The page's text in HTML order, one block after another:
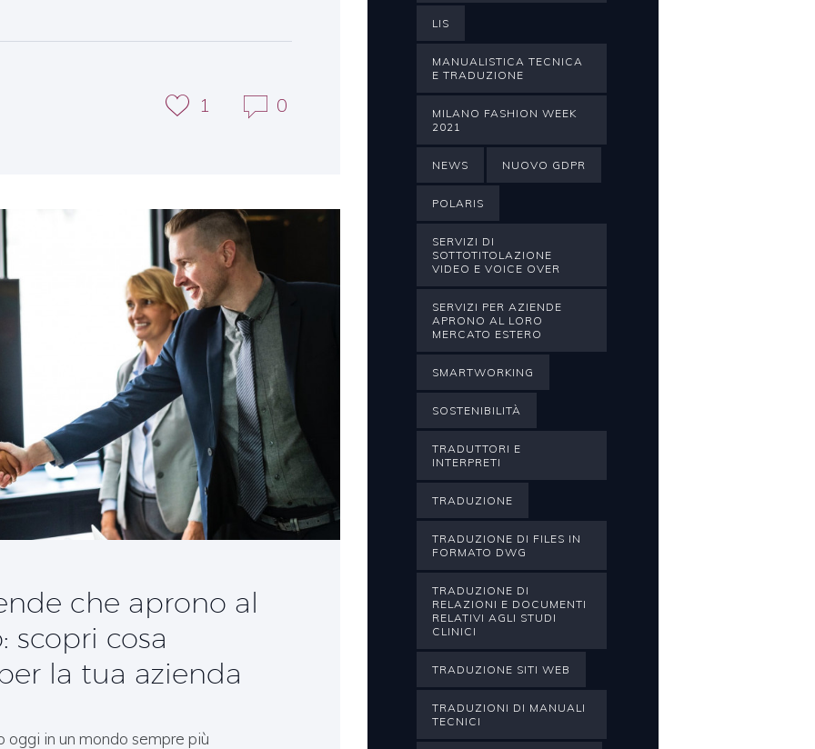
1 0
che aprono al
scopri cosa
la tua azienda
in un mondo sempre più
LIS
MANUALISTICA TECNICA
E TRADUZIONE
MILANO FASHION WEEK
2021
NEWS NUOVO GDPR
POLARIS
SERVIZI DI
SOTTOTITOLAZIONE
VIDEO E VOICE OVER
SERVIZI PER AZIENDE
APRONO AL LORO
MERCATO ESTERO
SMARTWORKING
SOSTENIBILITÀ
TRADUTTORI E
INTERPRETI
TRADUZIONE
TRADUZIONE DI FILES IN
FORMATO DWG
TRADUZIONE DI
RELAZIONI E DOCUMENTI
RELATIVI AGLI STUDI
CLINICI
TRADUZIONE SITI WEB
TRADUZIONI DI MANUALI
TECNICI